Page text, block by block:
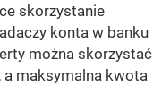
skorzystanie
konta w banku
można skorzystać
maksymalna kwota